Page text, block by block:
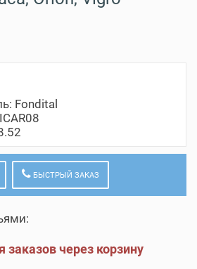
Fondital
БЫСТРЫЙ ЗАКАЗ
заказов через корзину